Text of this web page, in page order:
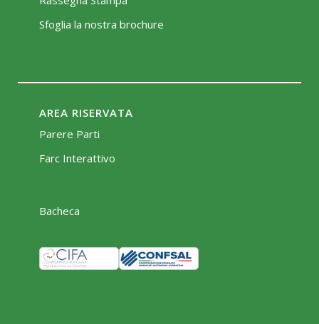
Sfoglia la nostra brochure
AREA RISERVATA
Parere Parti
Farc Interattivo
Bacheca